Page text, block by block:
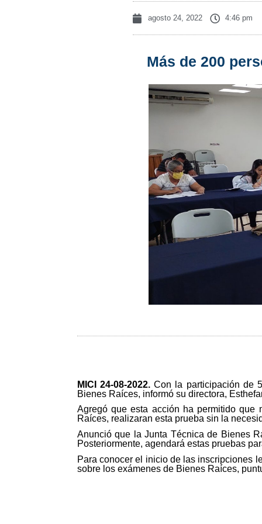
agosto 24, 2022 4:46 pm
Más de 200
MICI 24-08-2022.Con la participación de
Bienes Raíces, informó su directora,
Agregó que esta acción ha permitido que
Raíces, realizaran esta prueba sin la
Anunció que la Junta Técnica de Bienes
Posteriormente, agendará estas pruebas
Para conocer el inicio de las inscripciones
sobre los exámenes de Bienes Raíces,